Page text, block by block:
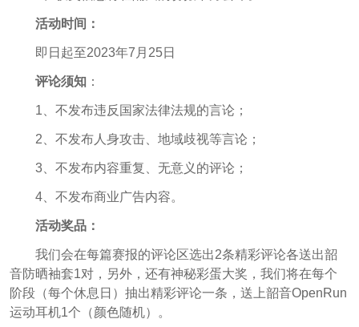
活动时间：
即日起至2023年7月25日
评论须知 ：
1、不发布违反国家法律法规的言论；
2、不发布人身攻击、地域歧视等言论；
3、不发布内容重复、无意义的评论；
4、不发布商业广告内容。
活动奖品：
我们会在每篇赛报的评论区选出2条精彩评论各送出韶
音防晒袖套1对，另外，还有神秘彩蛋大奖，我们将在每个
阶段（每个休息日）抽出精彩评论一条，送上韶音OpenRun
运动耳机1个（颜色随机）。